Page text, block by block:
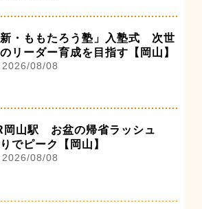
新・ももたろう塾」入塾式 次世
リーダー育成を目指す【岡山】
2026/08/08
岡山駅 お盆の帰省ラッシュ
でピーク【岡山】
2026/08/08